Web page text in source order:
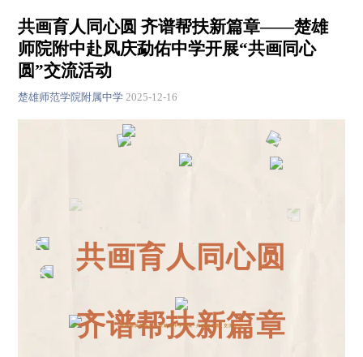
共画育人同心圆 齐谱帮扶新篇章——楚雄
师院附中赴凤庆勐佑中学开展“共画同心
圆”交流活动
楚雄师范学院附属中学 2025-12-16
共画育人同心圆
齐谱帮扶新篇章
楚雄师院附中赴凤庆勐佑中学开展“共画同心圆”交流活动